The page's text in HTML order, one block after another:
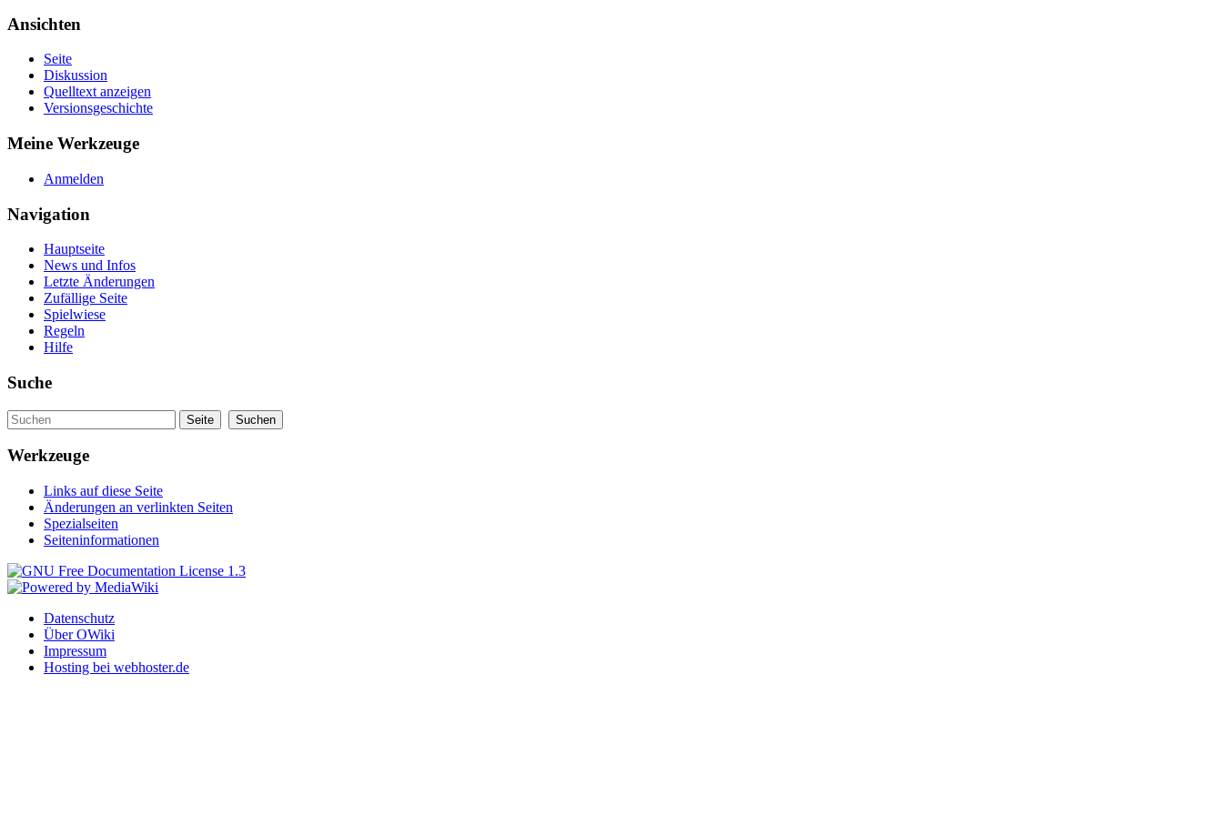
Ansichten
Seite
Diskussion
Quelltext anzeigen
Versionsgeschichte
Meine Werkzeuge
Anmelden
Navigation
Hauptseite
News und Infos
Letzte Änderungen
Zufällige Seite
Spielwiese
Regeln
Hilfe
Suche
Werkzeuge
Links auf diese Seite
Änderungen an verlinkten Seiten
Spezialseiten
Seiteninformationen
Datenschutz
Über OWiki
Impressum
Hosting bei webhoster.de